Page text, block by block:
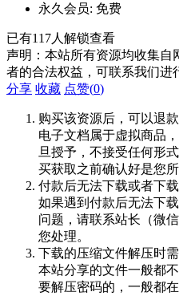
永久会员: 免费
已有117人解锁查看
声明：本站所有资源均收集自
者的合法权益，可联系我们进
分享 收藏 点赞(0)
购买该资源后，可以退款
电子文档属于虚拟商品
旦授予，不接受任何形
买获取之前确认好是您
付款后无法下载或者下
如果遇到付款后无法下
问题，请联系站长（微
您处理。
下载的压缩文件解压时
本站分享的文件一般都
要解压密码的，一般都